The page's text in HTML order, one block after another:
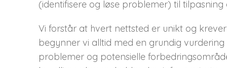
(identifisere og løse problemer) til tilpasning
Vi forstår at hvert nettsted er unikt og
begynner vi alltid med en grundig
problemer og potensielle